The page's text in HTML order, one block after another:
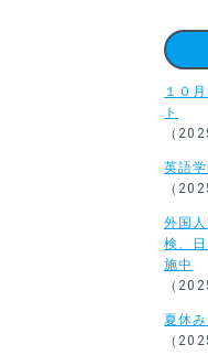
１０
ト
（
英語
（
外国
検、
施中
（
夏休
（